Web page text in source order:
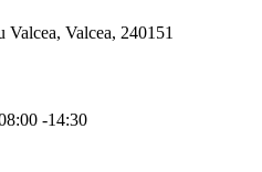
Valcea, 240151
-14:30